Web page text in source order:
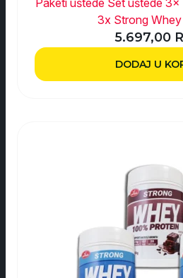
Paketi uštede Set uštede
3x Strong
5.697,00
DODAJ U